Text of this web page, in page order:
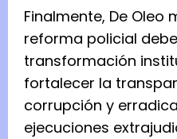
s
i
e
l
p
r
Finalmente, De Oleo
reforma policial
transformación
fortalecer la
corrupción y
ejecuciones